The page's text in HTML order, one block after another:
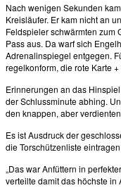
Nach wenigen Sekunden
Kreisläufer. Er kam nicht an
Feldspieler schwärmten zum
Pass aus. Da warf sich
Adrenalinspiegel entgegen.
regelkonform, die rote Karte
Erinnerungen an das
der Schlussminute abhing.
den knappen, aber
Es ist Ausdruck der
die Torschützenliste
„Das war Anfüttern in
verteilte damit das höchste